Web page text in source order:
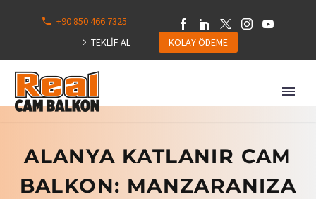
+90 850 466 7325
TEKLİF AL
KOLAY ÖDEME
ALANYA KATLANIR CAM
BALKON: MANZARANIZA
113
Hepsini
Göster